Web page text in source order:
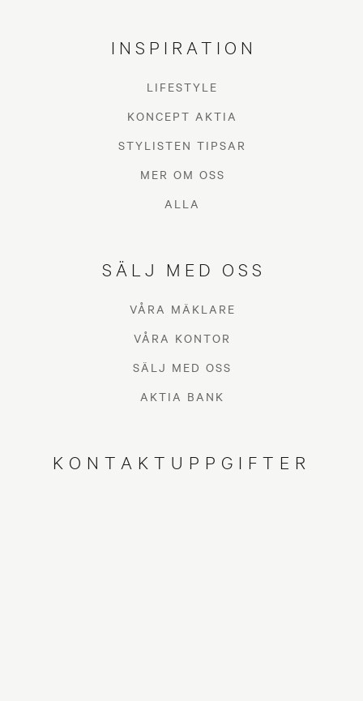
INSPIRATION
LIFESTYLE
KONCEPT AKTIA
STYLISTEN TIPSAR
MER OM OSS
ALLA
SÄLJ MED OSS
VÅRA MÄKLARE
VÅRA KONTOR
SÄLJ MED OSS
AKTIA BANK
KONTAKTUPPGIFTER